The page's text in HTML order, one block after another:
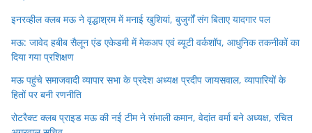
इनरव्हील क्लब मऊ ने वृद्धाश्रम में मनाई खुशियां, बुजुर्गों संग बिताए यादगार पल
मऊ: जावेद हबीब सैलून एंड एकेडमी में मेकअप एवं ब्यूटी वर्कशॉप, आधुनिक तकनीकों का
दिया गया प्रशिक्षण
मऊ पहुंचे समाजवादी व्यापार सभा के प्रदेश अध्यक्ष प्रदीप जायसवाल, व्यापारियों के
हितों पर बनी रणनीति
रोटरैक्ट क्लब प्राइड मऊ की नई टीम ने संभाली कमान, वेदांत वर्मा बने अध्यक्ष, रचित